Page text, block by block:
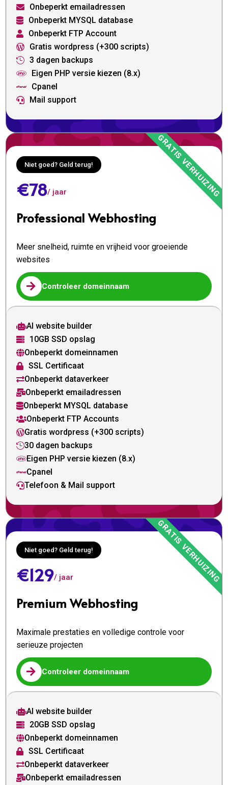
 Onbeperkt emailadressen
 Onbeperkt MYSQL database
 Onbeperkt FTP Account
 Gratis wordpress (+300 scripts)
 3 dagen backups
 Eigen PHP versie kiezen (8.x)
 Cpanel
 Mail support
Niet goed? Geld terug!
€78/ jaar
Professional Webhosting
Meer snelheid, ruimte en vrijheid voor groeiende
websites
 Controleer domeinnaam
AI website builder
 10GB SSD opslag
Onbeperkt domeinnamen
 SSL Certificaat
Onbeperkt dataverkeer
Onbeperkt emailadressen
Onbeperkt MYSQL database
Onbeperkt FTP Accounts
Gratis wordpress (+300 scripts)
30 dagen backups
Eigen PHP versie kiezen (8.x)
Cpanel
Telefoon & Mail support
Niet goed? Geld terug!
€129/ jaar
Premium Webhosting
Maximale prestaties en volledige controle voor
serieuze projecten
 Controleer domeinnaam
AI website builder
 20GB SSD opslag
Onbeperkt domeinnamen
 SSL Certificaat
Onbeperkt dataverkeer
Onbeperkt emailadressen